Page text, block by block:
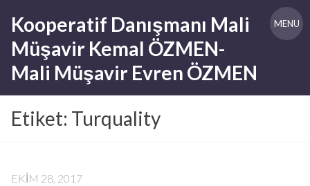
content
Kooperatif Danışmanı Mali
Müşavir Kemal ÖZMEN-
Mali Müşavir Evren ÖZMEN
MENU
Etiket: Turquality
EKIM 28, 2017